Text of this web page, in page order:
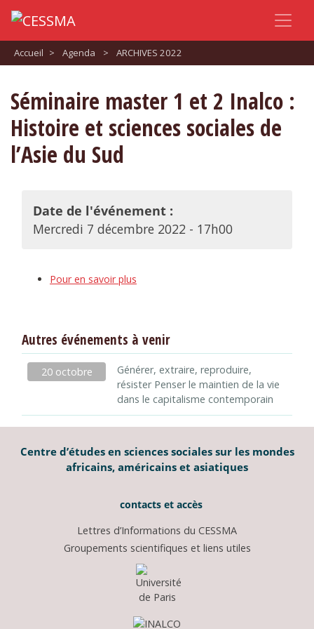
Accueil > Agenda > ARCHIVES 2022
Séminaire master 1 et 2 Inalco :
Histoire et sciences sociales de
l’Asie du Sud
Date de l'événement :
Mercredi 7 décembre 2022 - 17h00
Pour en savoir plus
Autres événements à venir
20 octobre
Générer, extraire, reproduire,
résister Penser le maintien de la vie
dans le capitalisme contemporain
Centre d’études en sciences sociales sur les mondes
africains, américains et asiatiques
contacts et accès
Lettres d’Informations du CESSMA
Groupements scientifiques et liens utiles